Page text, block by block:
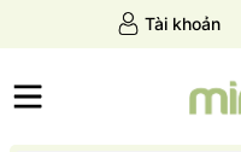
Tài khoản